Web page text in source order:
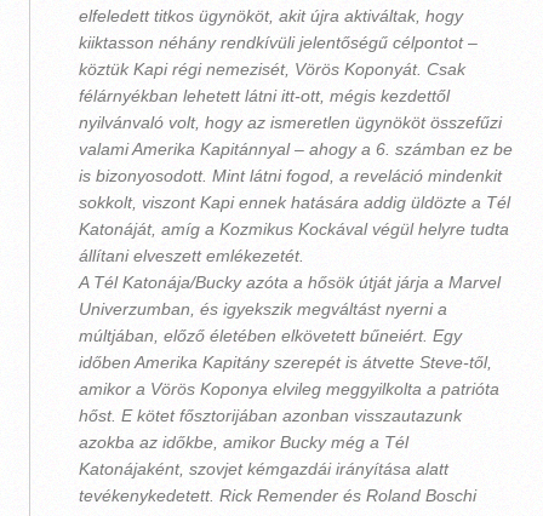
elfeledett titkos ügynököt, akit újra aktiváltak, hogy
kiiktasson néhány rendkívüli jelentőségű célpontot –
köztük Kapi régi nemezisét, Vörös Koponyát. Csak
félárnyékban lehetett látni itt-ott, mégis kezdettől
nyilvánvaló volt, hogy az ismeretlen ügynököt összefűzi
valami Amerika Kapitánnyal – ahogy a 6. számban ez be
is bizonyosodott. Mint látni fogod, a reveláció mindenkit
sokkolt, viszont Kapi ennek hatására addig üldözte a Tél
Katonáját, amíg a Kozmikus Kockával végül helyre tudta
állítani elveszett emlékezetét.
A Tél Katonája/Bucky azóta a hősök útját járja a Marvel
Univerzumban, és igyekszik megváltást nyerni a
múltjában, előző életében elkövetett bűneiért. Egy
időben Amerika Kapitány szerepét is átvette Steve-től,
amikor a Vörös Koponya elvileg meggyilkolta a patrióta
hőst. E kötet fősztorijában azonban visszautazunk
azokba az időkbe, amikor Bucky még a Tél
Katonájaként, szovjet kémgazdái irányítása alatt
tevékenykedetett. Rick Remender és Roland Boschi